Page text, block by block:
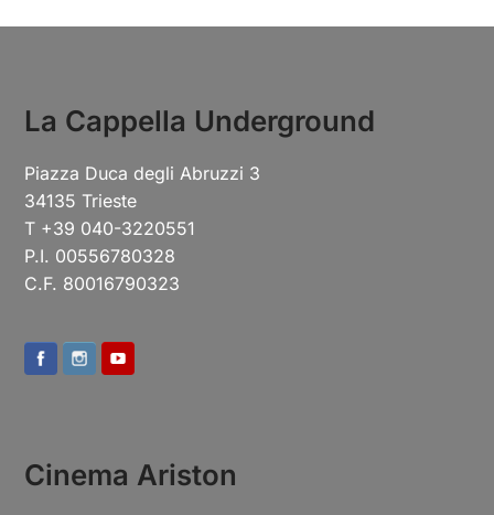
La Cappella Underground
Piazza Duca degli Abruzzi 3
34135 Trieste
T +39 040-3220551
P.I. 00556780328
C.F. 80016790323
Cinema Ariston